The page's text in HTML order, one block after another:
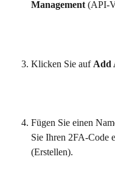
Management (API-
Klicken Sie auf Add
Fügen Sie einen
Sie Ihren 2FA-Code
(Erstellen).